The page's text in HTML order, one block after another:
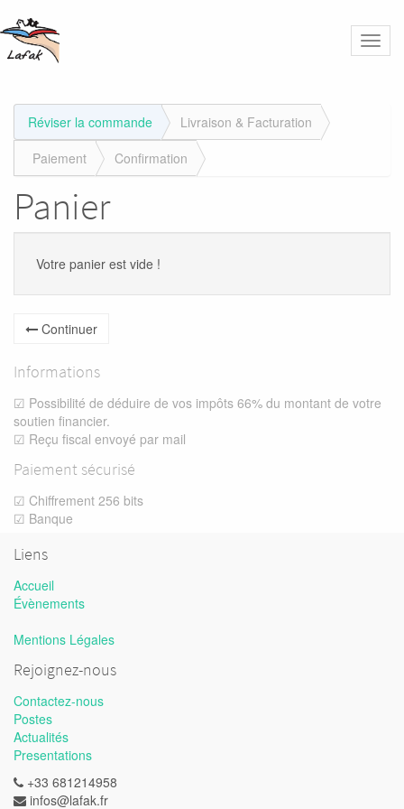
la
Réviser la commande
Livraison & Facturation
Paiement
Confirmation
Panier
Votre panier est vide !
Continuer
Informations
☑ Possibilité de déduire de vos impôts 66% du montant de votre
soutien financier.
☑ Reçu fiscal envoyé par mail
Paiement sécurisé
☑ Chiffrement 256 bits
☑ Banque
Liens
Accueil
Évènements
Mentions Légales
Rejoignez-nous
Contactez-nous
Postes
Actualités
Presentations
+33 681214958
infos@lafak.fr